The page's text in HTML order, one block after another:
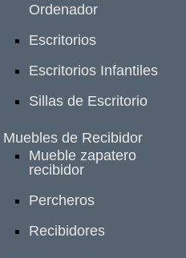
Ordenador
Escritorios
Escritorios Infantiles
Sillas de Escritorio
Muebles de Recibidor
Mueble zapatero
recibidor
Percheros
Recibidores